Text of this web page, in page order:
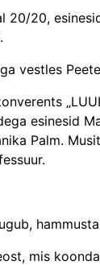
20,
vestles
esinesid
Palm.
mis